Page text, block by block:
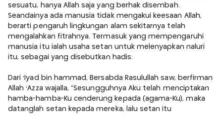
sesuatu, hanya Allah saja yang berhak disembah.
Seandainya ada manusia tidak mengakui keesaan Allah,
berarti pengaruh lingkungan alam sekitarnya telah
mengalahkan fitrahnya. Termasuk yang mempengaruhi
manusia itu ialah usaha setan untuk melenyapkan naluri
itu, sebagai yang disebutkan hadis:
Dari 'Iyad bin hammad, Bersabda Rasulullah saw, berfirman
Allah 'Azza wajalla, "Sesungguhnya Aku telah menciptakan
hamba-hamba-Ku cenderung kepada (agama-Ku), maka
datanglah setan kepada mereka, lalu setan itu